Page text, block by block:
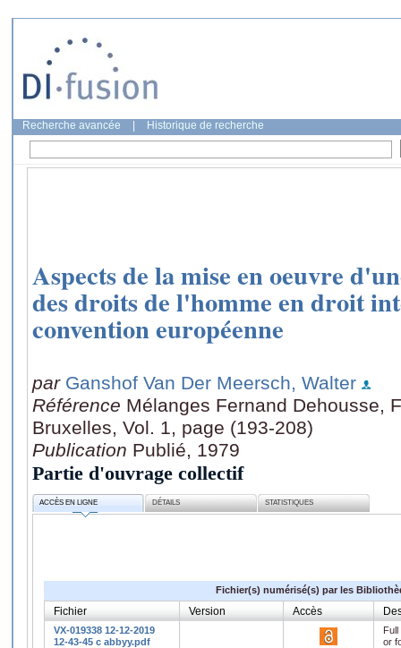
Recherche avancée Historique de recherche
Aspects de la mise en oeuvre
des droits de l'homme en droit
convention européenne
par Ganshof Van Der Meersch, Walter
Référence Mélanges Fernand Dehousse,
Bruxelles, Vol. 1, page (193-208)
Publication Publié, 1979
Partie d'ouvrage collectif
ACCÈS EN LIGNE DÉTAILS STATISTIQUES
Fichier(s) numérisé(s) par les
Fichier Version Accès
VX-019338 12-12-2019
12-43-45 c abbyy.pdf
or